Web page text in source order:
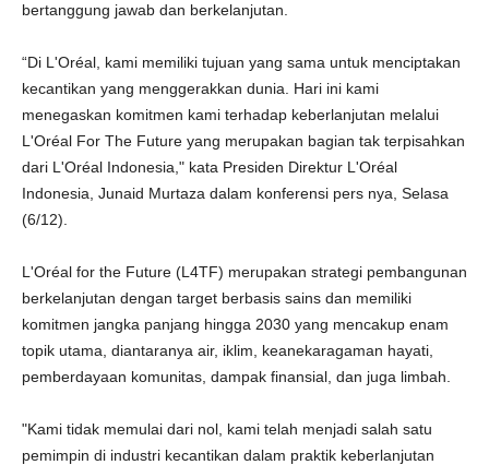
bertanggung jawab dan berkelanjutan.
“Di L'Oréal, kami memiliki tujuan yang sama untuk menciptakan
kecantikan yang menggerakkan dunia. Hari ini kami
menegaskan komitmen kami terhadap keberlanjutan melalui
L'Oréal For The Future yang merupakan bagian tak terpisahkan
dari L'Oréal Indonesia," kata Presiden Direktur L'Oréal
Indonesia, Junaid Murtaza dalam konferensi pers nya, Selasa
(6/12).
L'Oréal for the Future (L4TF) merupakan strategi pembangunan
berkelanjutan dengan target berbasis sains dan memiliki
komitmen jangka panjang hingga 2030 yang mencakup enam
topik utama, diantaranya air, iklim, keanekaragaman hayati,
pemberdayaan komunitas, dampak finansial, dan juga limbah.
"Kami tidak memulai dari nol, kami telah menjadi salah satu
pemimpin di industri kecantikan dalam praktik keberlanjutan